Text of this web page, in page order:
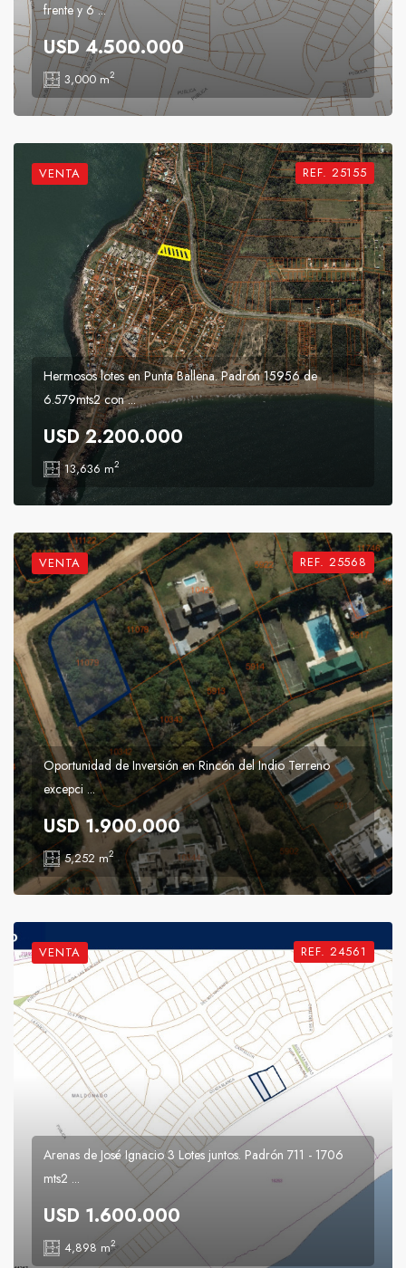
frente y 6 ...
USD 4.500.000
3,000 m2
VENTA REF. 25155
Hermosos lotes en Punta Ballena. Padrón 15956 de
6.579mts2 con ...
USD 2.200.000
13,636 m2
VENTA REF. 25568
Oportunidad de Inversión en Rincón del Indio Terreno
excepci ...
USD 1.900.000
5,252 m2
VENTA REF. 24561
Arenas de José Ignacio 3 Lotes juntos. Padrón 711 - 1706
mts2 ...
USD 1.600.000
4,898 m2